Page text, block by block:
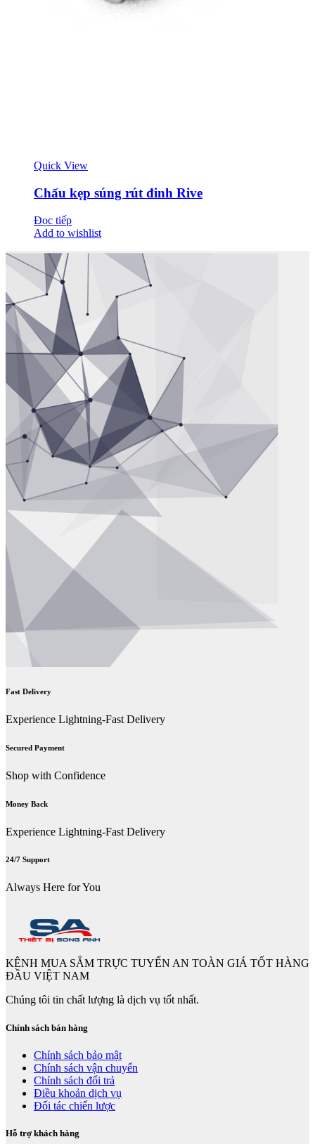
Quick View
Chấu kẹp súng rút đinh Rive
Đọc tiếp
Add to wishlist
Fast Delivery
Experience Lightning-Fast Delivery
Secured Payment
Shop with Confidence
Money Back
Experience Lightning-Fast Delivery
24/7 Support
Always Here for You
KÊNH MUA SẮM TRỰC TUYẾN AN TOÀN GIÁ TỐT HÀNG
ĐẦU VIỆT NAM
Chúng tôi tin chất lượng là dịch vụ tốt nhất.
Chính sách bán hàng
Chính sách bảo mật
Chính sách vận chuyển
Chính sách đổi trả
Điều khoản dịch vụ
Đối tác chiến lược
Hỗ trợ khách hàng